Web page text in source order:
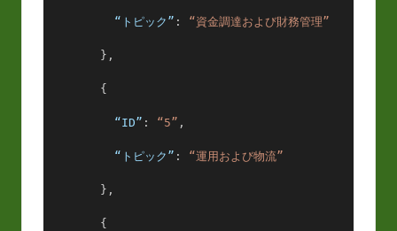
“トピック” : “資金調達および財務管理”
},
{
“ID” : “5” ,
“トピック” : “運用および物流”
},
{